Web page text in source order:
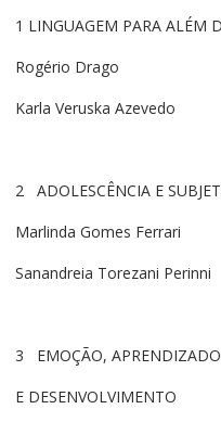
1 LINGUAGEM PARA
Rogério Drago
Karla Veruska Azevedo
2 ADOLESCÊNCIA E
Marlinda Gomes Ferrari
Sanandreia Torezani Perinni
3 EMOÇÃO, APRENDIZADO
E